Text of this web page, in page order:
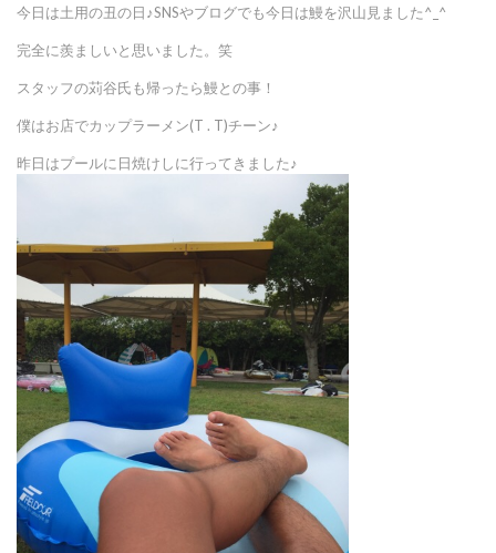
今日は土用の丑の日♪SNSやブログでも今日は鰻を沢山見ました^_^
完全に羨ましいと思いました。笑
スタッフの苅谷氏も帰ったら鰻との事！
僕はお店でカップラーメン(T . T)チーン♪
昨日はプールに日焼けしに行ってきました♪